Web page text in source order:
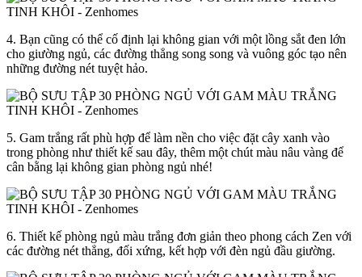
4. Bạn cũng có thể cố định lại không gian với một lồng sắt đen lớn
cho giường ngủ, các đường thẳng song song và vuông góc tạo nên
những đường nét tuyệt hảo.
5. Gam trắng rất phù hợp để làm nền cho việc đặt cây xanh vào
trong phòng như thiết kế sau đây, thêm một chút màu nâu vàng để
cân bằng lại không gian phòng ngủ nhé!
6. Thiết kế phòng ngủ màu trắng đơn giản theo phong cách Zen với
các đường nét thẳng, đối xứng, kết hợp với đèn ngủ đầu giường.